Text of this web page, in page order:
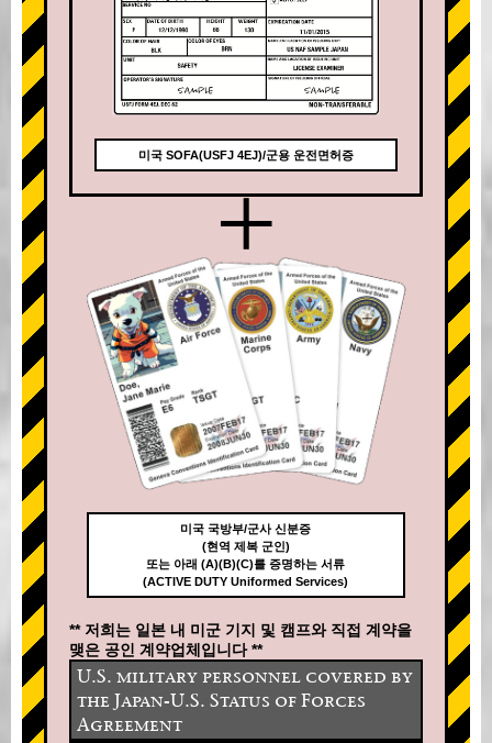
미국 SOFA(USFJ 4EJ)/군용 운전면허증
+
미국 국방부/군사 신분증
(현역 제복 군인)
또는 아래 (A)(B)(C)를 증명하는 서류
(ACTIVE DUTY Uniformed Services)
** 저희는 일본 내 미군 기지 및 캠프와 직접 계약을
맺은 공인 계약업체입니다 **
U.S. military personnel covered by
the Japan-U.S. Status of Forces
Agreement